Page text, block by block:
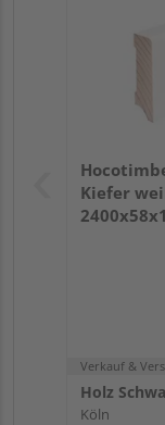
Kiefer
Verkauf &
Holz
Köln